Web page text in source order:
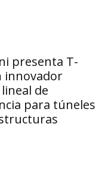
presenta T-
innovador
de
para túneles